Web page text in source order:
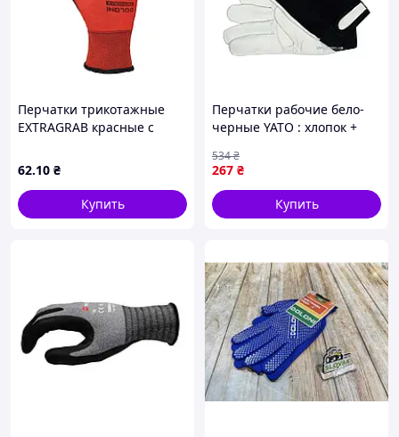
Перчатки трикотажные
EXTRAGRAB красные с
размер 10 арт. 4193
62.10 ₴
Купить
Перчатки рабочие бело-
черные YATO : хлопок +
267 ₴
534₴
Купить